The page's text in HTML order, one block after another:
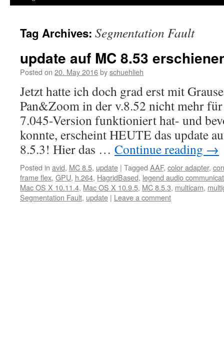
Tag Archives: Segmentation Fault
update auf MC 8.53
Posted on 20. May 2016byschuehlieh
Jetzt hatte ich doch grad erst mit
Pan&Zoom in der v.8.52 nicht mehr für
7.045-Version funktioniert hat- und
konnte, erscheint HEUTE das update
8.5.3! Hier das … Continue reading →
Posted in avid, MC 8.5, update | Tagged AAF, color adapter,
frame flex, GPU, h.264, HagridBased, legend audio
Mac OS X 10.11.4, Mac OS X 10.9.5, MC 8.5.3, multicam,
Segmentation Fault, update | Leave a comment